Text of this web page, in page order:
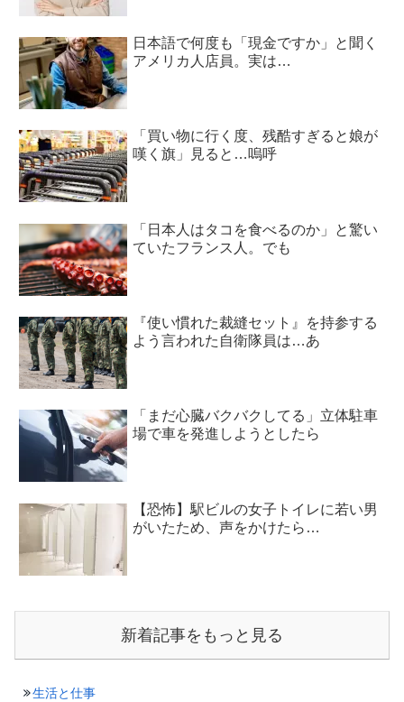
日本語で何度も「現金ですか」と聞く
アメリカ人店員。実は…
「買い物に行く度、残酷すぎると娘が
嘆く旗」見ると…嗚呼
「日本人はタコを食べるのか」と驚い
ていたフランス人。でも
『使い慣れた裁縫セット』を持参する
よう言われた自衛隊員は…あ
「まだ心臓バクバクしてる」立体駐車
場で車を発進しようとしたら
【恐怖】駅ビルの女子トイレに若い男
がいたため、声をかけたら…
新着記事をもっと見る
生活と仕事